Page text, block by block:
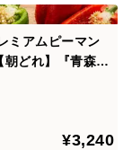
らかで豊富な水
の旨みと甘みを
質の高いにんに
ミアムピーマン
朝どれ】『青森グ
¥3,240